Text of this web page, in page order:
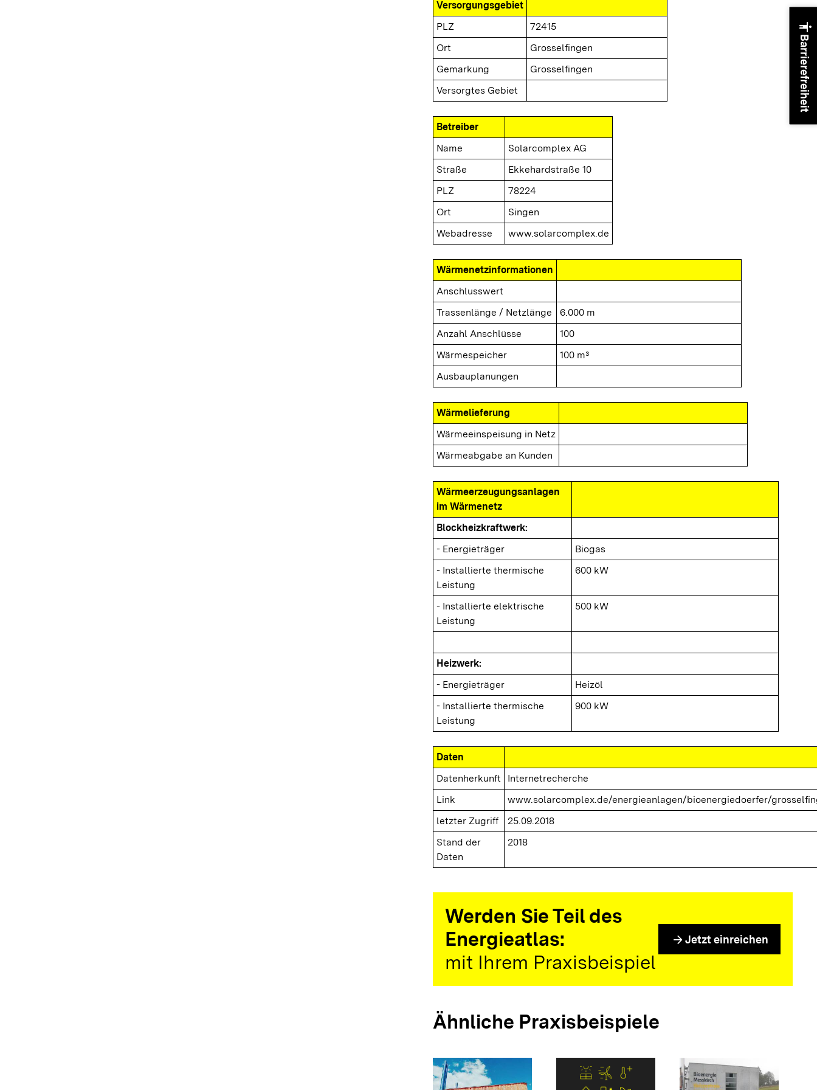
Versorgungsgebiet
PLZ
72415
Ort
Grosselfingen
Gemarkung
Grosselfingen
Versorgtes Gebiet
Betreiber
Name
Solarcomplex AG
Straße
Ekkehardstraße 10
PLZ
78224
Ort
Singen
Webadresse
www.solarcomplex.de
Wärmenetzinformationen
Anschlusswert
Trassenlänge / Netzlänge
6.000 m
Anzahl Anschlüsse
100
Wärmespeicher
100 m³
Ausbauplanungen
Wärmelieferung
Wärmeeinspeisung in Netz
Wärmeabgabe an Kunden
Wärmeerzeugungsanlagen
im Wärmenetz
Blockheizkraftwerk:
- Energieträger
Biogas
- Installierte thermische
Leistung
600 kW
- Installierte elektrische
Leistung
500 kW
Heizwerk:
- Energieträger
Heizöl
- Installierte thermische
Leistung
900 kW
Daten
Datenherkunft
Internetrecherche
Link
www.solarcomplex.de/energieanlagen/bioenergiedoerfer/
letzter Zugriff
25.09.2018
Stand der
Daten
2018
Werden Sie Teil des
Energieatlas:
mit Ihrem Praxisbeispiel
arrow_forward Jetzt einreichen
Ähnliche Praxisbeispiele
accessibility
Barrierefreiheit